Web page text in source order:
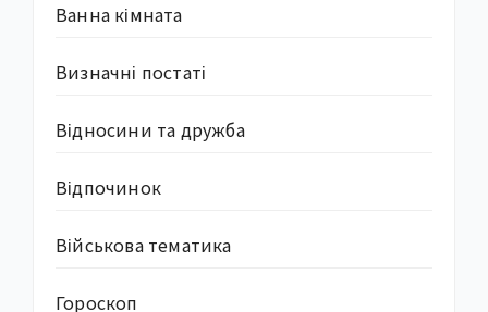
Ванна кімната
Визначні постаті
Відносини та дружба
Відпочинок
Військова тематика
Гороскоп